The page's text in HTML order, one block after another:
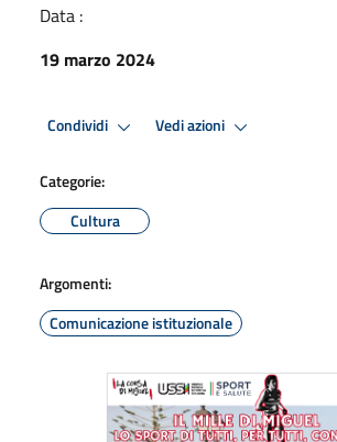
Data :
19 marzo 2024
Condividi Vedi azioni
Categorie:
Cultura
Argomenti:
Comunicazione istituzionale